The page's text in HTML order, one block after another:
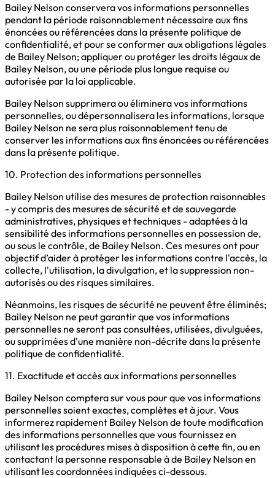
Bailey Nelson conservera vos informations personnelles
pendant la période raisonnablement nécessaire aux fins
énoncées ou référencées dans la présente politique de
confidentialité, et pour se conformer aux obligations légales
de Bailey Nelson; appliquer ou protéger les droits légaux de
Bailey Nelson, ou une période plus longue requise ou
autorisée par la loi applicable.
Bailey Nelson supprimera ou éliminera vos informations
personnelles, ou dépersonnalisera les informations, lorsque
Bailey Nelson ne sera plus raisonnablement tenu de
conserver les informations aux fins énoncées ou référencées
dans la présente politique.
10. Protection des informations personnelles
Bailey Nelson utilise des mesures de protection raisonnables
- y compris des mesures de sécurité et de sauvegarde
administratives, physiques et techniques - adaptées à la
sensibilité des informations personnelles en possession de,
ou sous le contrôle, de Bailey Nelson. Ces mesures ont pour
objectif d’aider à protéger les informations contre l'accès, la
collecte, l'utilisation, la divulgation, et la suppression non-
autorisés ou des risques similaires.
Néanmoins, les risques de sécurité ne peuvent être éliminés;
Bailey Nelson ne peut garantir que vos informations
personnelles ne seront pas consultées, utilisées, divulguées,
ou supprimées d'une manière non-décrite dans la présente
politique de confidentialité.
11. Exactitude et accès aux informations personnelles
Bailey Nelson comptera sur vous pour que vos informations
personnelles soient exactes, complètes et à jour. Vous
informerez rapidement Bailey Nelson de toute modification
des informations personnelles que vous fournissez en
utilisant les procédures mises à disposition à cette fin, ou en
contactant la personne responsable à de Bailey Nelson en
utilisant les coordonnées indiquées ci-dessous.